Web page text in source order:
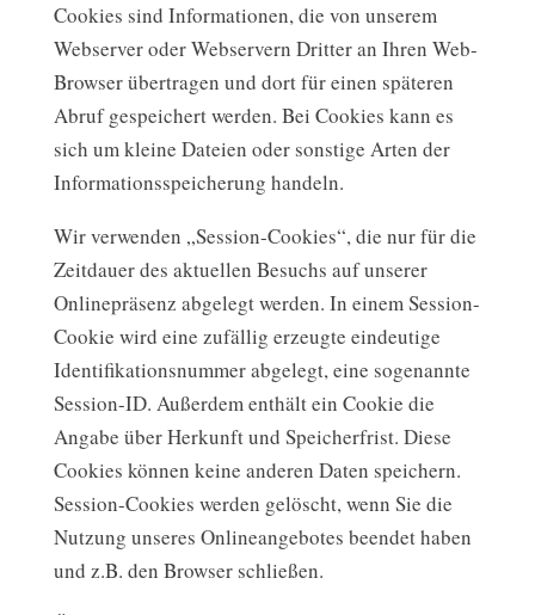
Cookies sind Informationen, die von unserem
Webserver oder Webservern Dritter an Ihren Web-
Browser übertragen und dort für einen späteren
Abruf gespeichert werden. Bei Cookies kann es
sich um kleine Dateien oder sonstige Arten der
Informationsspeicherung handeln.
Wir verwenden „Session-Cookies“, die nur für die
Zeitdauer des aktuellen Besuchs auf unserer
Onlinepräsenz abgelegt werden. In einem Session-
Cookie wird eine zufällig erzeugte eindeutige
Identifikationsnummer abgelegt, eine sogenannte
Session-ID. Außerdem enthält ein Cookie die
Angabe über Herkunft und Speicherfrist. Diese
Cookies können keine anderen Daten speichern.
Session-Cookies werden gelöscht, wenn Sie die
Nutzung unseres Onlineangebotes beendet haben
und z.B. den Browser schließen.